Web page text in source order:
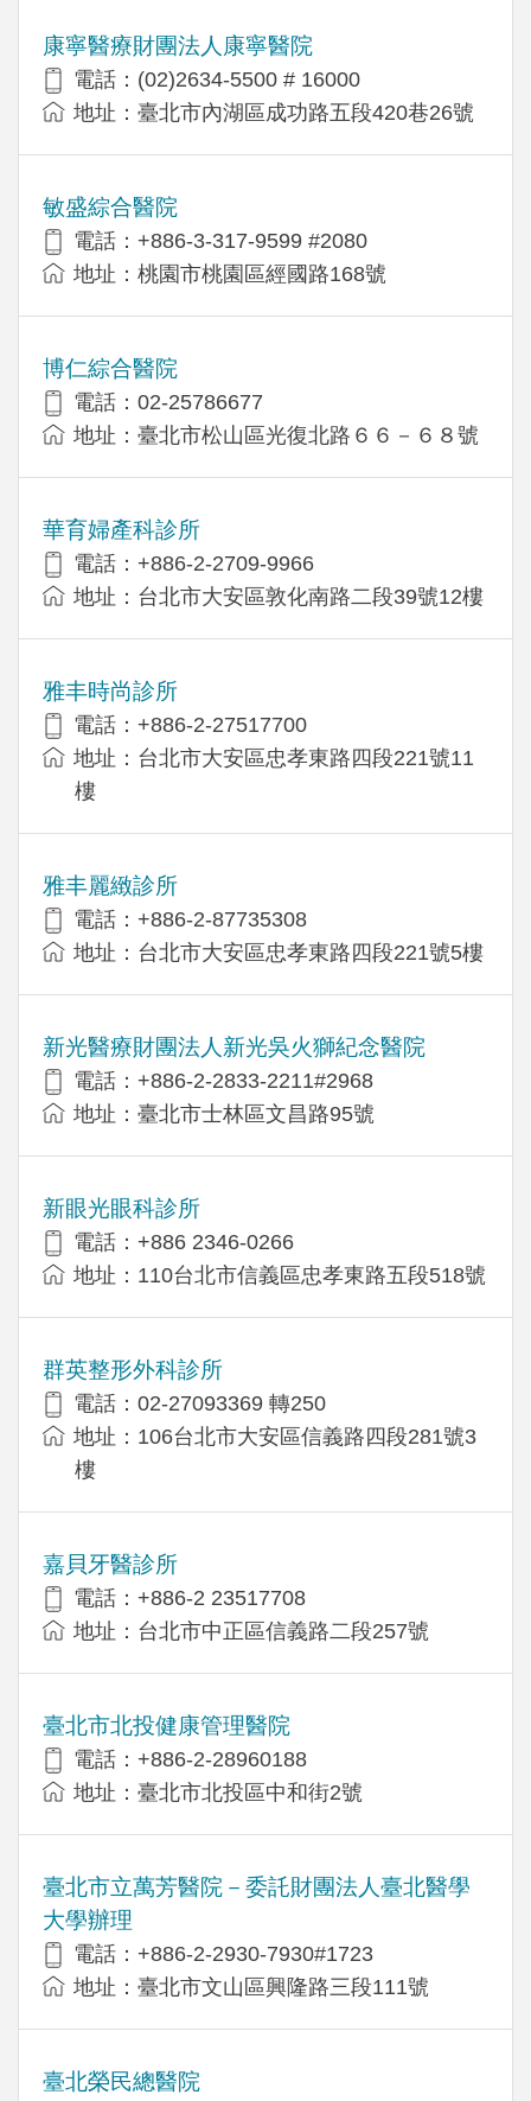
康寧醫療財團法人康寧醫院
電話：(02)2634-5500 # 16000
地址：臺北市內湖區成功路五段420巷26號
敏盛綜合醫院
電話：+886-3-317-9599 #2080
地址：桃園市桃園區經國路168號
博仁綜合醫院
電話：02-25786677
地址：臺北市松山區光復北路６６－６８號
華育婦產科診所
電話：+886-2-2709-9966
地址：台北市大安區敦化南路二段39號12樓
雅丰時尚診所
電話：+886-2-27517700
地址：台北市大安區忠孝東路四段221號11
樓
雅丰麗緻診所
電話：+886-2-87735308
地址：台北市大安區忠孝東路四段221號5樓
新光醫療財團法人新光吳火獅紀念醫院
電話：+886-2-2833-2211#2968
地址：臺北市士林區文昌路95號
新眼光眼科診所
電話：+886 2346-0266
地址：110台北市信義區忠孝東路五段518號
群英整形外科診所
電話：02-27093369 轉250
地址：106台北市大安區信義路四段281號3
樓
嘉貝牙醫診所
電話：+886-2 23517708
地址：台北市中正區信義路二段257號
臺北市北投健康管理醫院
電話：+886-2-28960188
地址：臺北市北投區中和街2號
臺北市立萬芳醫院－委託財團法人臺北醫學
大學辦理
電話：+886-2-2930-7930#1723
地址：臺北市文山區興隆路三段111號
臺北榮民總醫院